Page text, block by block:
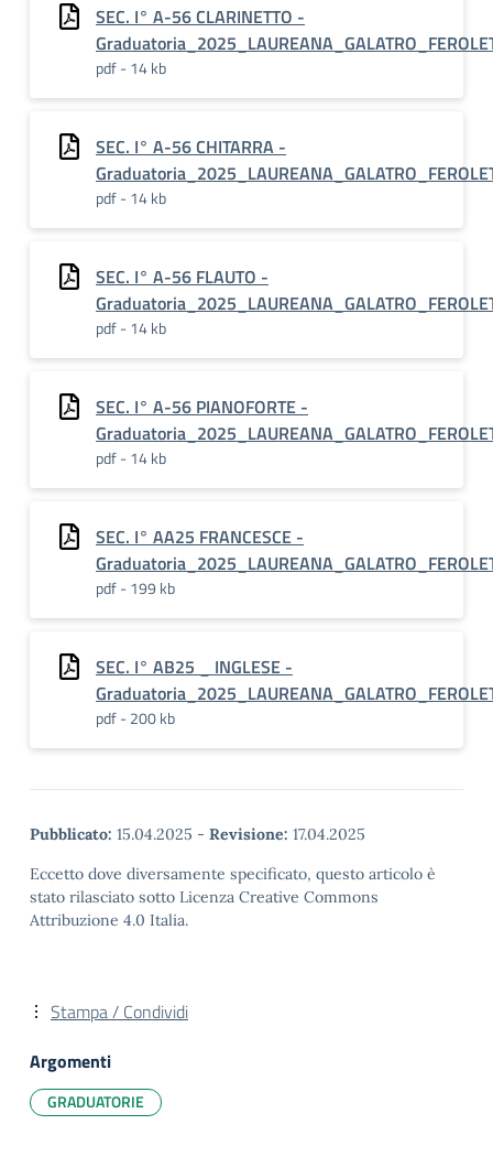
SEC. I° A-56 CLARINETTO -
pdf - 14 kb
SEC. I° A-56 CHITARRA -
pdf - 14 kb
SEC. I° A-56 FLAUTO -
pdf - 14 kb
SEC. I° A-56 PIANOFORTE -
pdf - 14 kb
SEC. I° AA25 FRANCESCE -
pdf - 199 kb
SEC. I° AB25 _ INGLESE -
pdf - 200 kb
Pubblicato: 15.04.2025 - Revisione: 17.04.2025
Eccetto dove diversamente specificato, questo articolo è
stato rilasciato sotto Licenza Creative Commons
Attribuzione 4.0 Italia.
Stampa / Condividi
Argomenti
GRADUATORIE